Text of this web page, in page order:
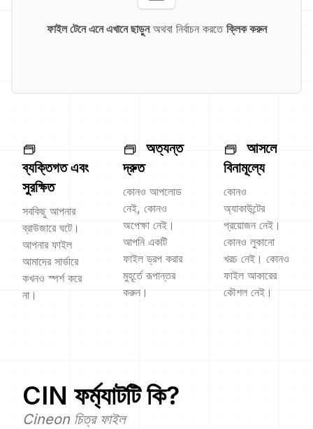
ফাইল টেনে এনে এখানে ছাড়ুনঅথবা নির্বাচন করতে ক্লিক করুন
ব্যক্তিগত এবং
সুরক্ষিত
সবকিছু আপনার
ব্রাউজারে ঘটে।
আপনার ফাইল
আমাদের সার্ভারে
কখনও স্পর্শ করে
না।
অত্যন্ত
দ্রুত
কোনও আপলোড
নেই, কোনও
অপেক্ষা নেই।
আপনি একটি
ফাইল ড্রপ করার
মুহূর্তে রূপান্তর
করুন।
আসলে
বিনামূল্যে
কোনও
অ্যাকাউন্টের
প্রয়োজন নেই।
কোনও লুকানো
খরচ নেই। কোনও
ফাইল আকারের
কৌশল নেই।
CIN ফর্ম্যাটটি কি?
Cineon চিত্র ফাইল